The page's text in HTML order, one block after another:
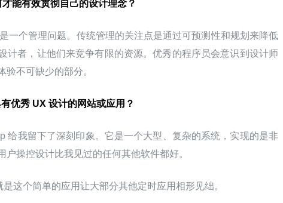
能有效贯彻自己的设计理念？
一个管理问题。传统管理的关注点是通过可预测性和规划来降低
计者，让他们来竞争有限的资源。优秀的程序员会意识到设计师
验不可缺少的部分。
优秀 UX 设计的网站或应用？
给我留下了深刻印象。它是一个大型、复杂的系统，实现的是非
操控设计比我见过的任何其他软件都好。
这个简单的应用让大部分其他定时应用相形见绌。